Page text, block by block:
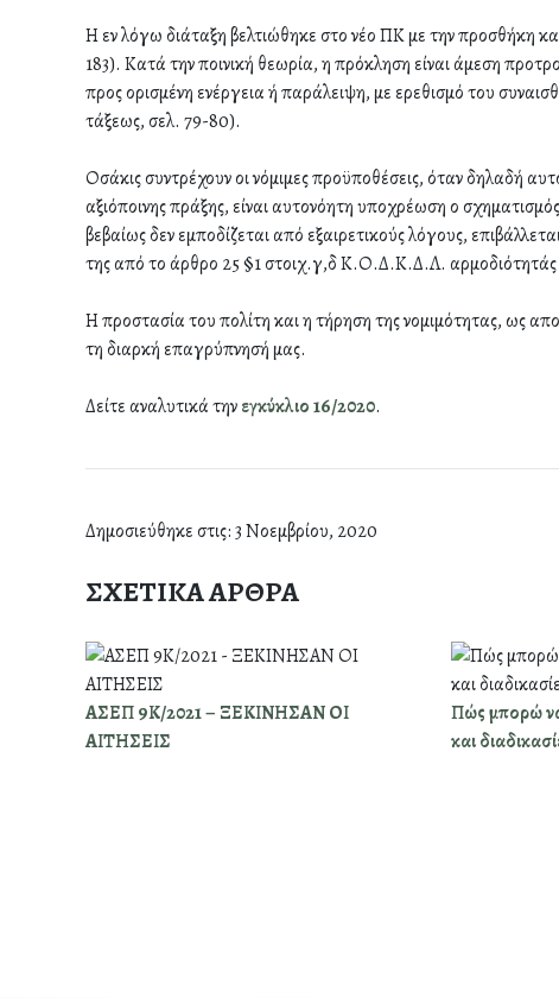
Η εν λόγω διάταξη βελτιώθηκε στο νέο ΠΚ με την προσθήκη
183). Κατά την ποινική θεωρία, η πρόκληση είναι άμεση
προς ορισμένη ενέργεια ή παράλειψη, με ερεθισμό του
τάξεως, σελ. 79-80).
Οσάκις συντρέχουν οι νόμιμες προϋποθέσεις, όταν δηλαδή
αξιόποινης πράξης, είναι αυτονόητη υποχρέωση ο
βεβαίως δεν εμποδίζεται από εξαιρετικούς λόγους,
της από το άρθρο 25 §1 στοιχ.γ,δ Κ.Ο.Δ.Κ.Δ.Λ. αρμοδιότητάς
Η προστασία του πολίτη και η τήρηση της νομιμότητας, ως
τη διαρκή επαγρύπνησή μας.
Δείτε αναλυτικά τηνεγκύκλιο 16/2020.
Δημοσιεύθηκε στις: 3 Νοεμβρίου, 2020
ΣΧΕΤΙΚΑ ΑΡΘΡΑ
ΑΣΕΠ 9Κ/2021 – ΞΕΚΙΝΗΣΑΝ ΟΙ
ΑΙΤΗΣΕΙΣ
Πώς μπορώ
και